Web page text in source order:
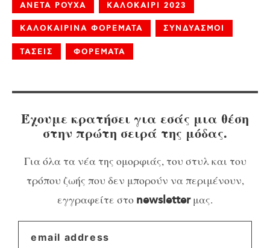
ΑΝΕΤΑ ΡΟΥΧΑ ΚΑΛΟΚΑΙΡΙ 2023
ΚΑΛΟΚΑΙΡΙΝΑ ΦΟΡΕΜΑΤΑ ΣΥΝΔΥΑΣΜΟΙ
ΤΑΣΕΙΣ ΦΟΡΕΜΑΤΑ
Έχουμε κρατήσει για εσάς μια θέση
στην πρώτη σειρά της μόδας.
Για όλα τα νέα της ομορφιάς, του στυλ και του
τρόπου ζωής που δεν μπορούν να περιμένουν,
εγγραφείτε στο newsletterμας.